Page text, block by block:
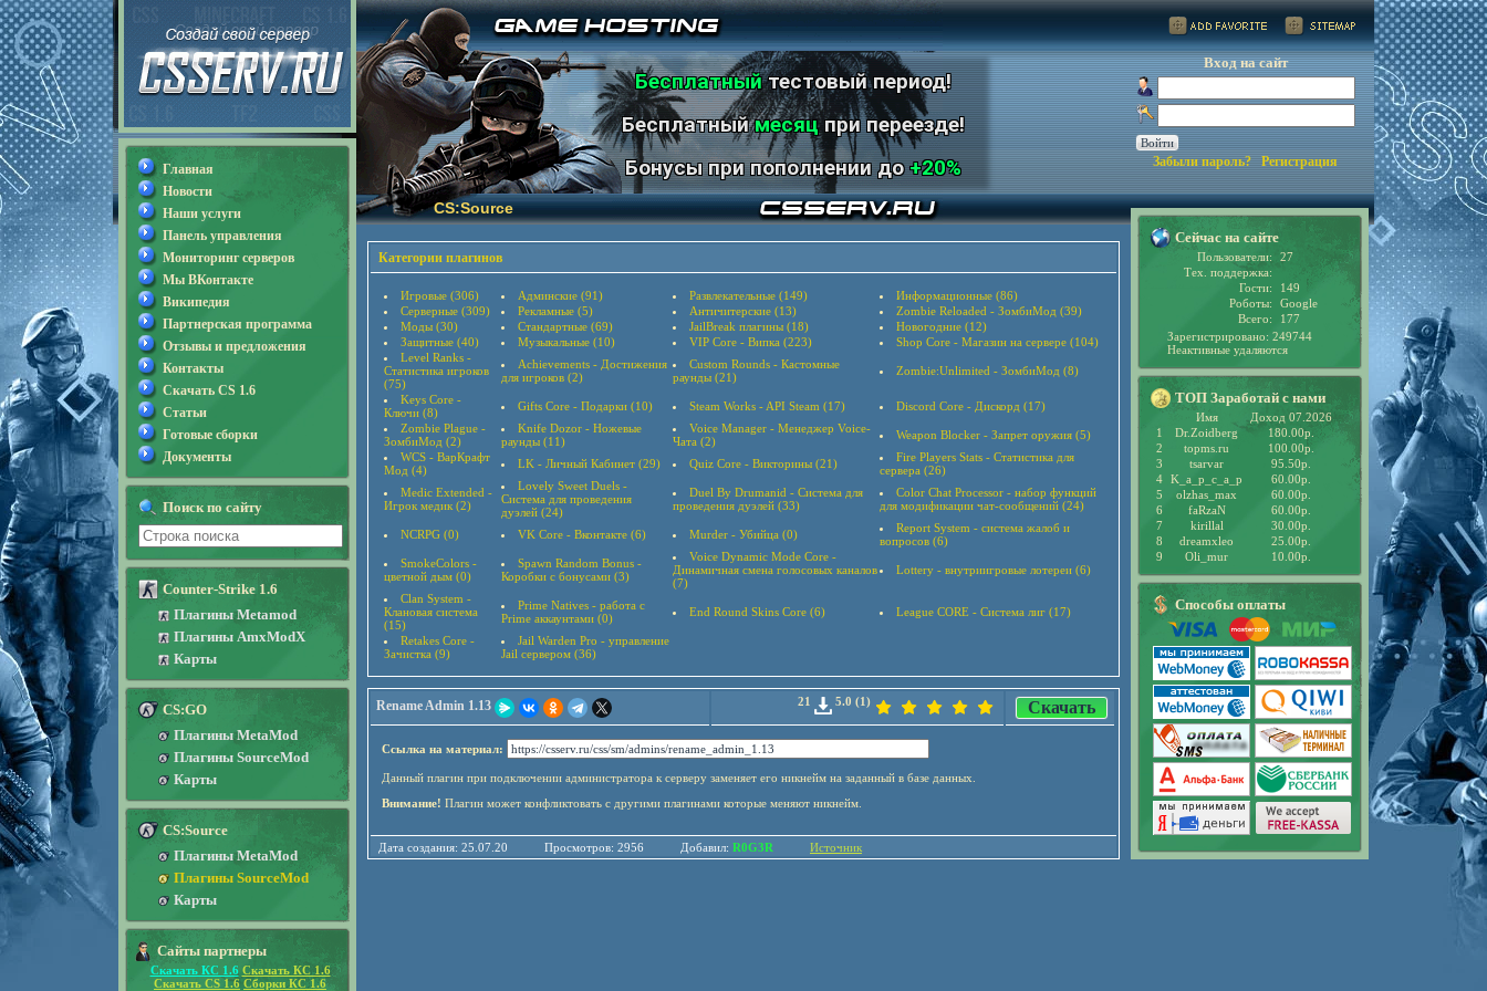
CS:Source
Бесплатныйтестовый период!
Бесплатныймесяцпри переезде!
Бонусы при пополнении до+20%
Категории плагинов
Игровые (306) Админские (91) Развлекательные (149)
Информационные (86)
Серверные (309)
Рекламные (5) Античитерские (13)
Zombie Reloaded - ЗомбиМод (39)
Моды (30)
Стандартные (69) JailBreak плагины (18)
Новогодние (12)
Защитные (40)
Музыкальные (10) VIP Core - Випка (223)
Shop Core - Магазин на сервере (104)
Level Ranks -
Статистика игроков
(75)
Achievements - Достижения
для игроков (2)
Custom Rounds - Кастомные
раунды (21)
Zombie:Unlimited - ЗомбиМод (8)
Keys Core -
Ключи (8)
Gifts Core - Подарки (10) Steam Works - API Steam (17)
Discord Core - Дискорд (17)
Zombie Plague -
ЗомбиМод (2)
Knife Dozor - Ножевые
раунды (11)
Voice Manager - Менеджер Voice-
Чата (2)
Weapon Blocker - Запрет оружия (5)
WCS - ВарКрафт
Мод (4)
LK - Личный Кабинет (29) Quiz Core - Викторины (21)
Fire Players Stats - Статистика для
сервера (26)
Medic Extended -
Игрок медик (2)
Lovely Sweet Duels -
Система для проведения
дуэлей (24)
Duel By Drumanid - Система для
проведения дуэлей (33)
Color Chat Processor - набор функций
для модификации чат-сообщений (24)
NCRPG (0) VK Core - Вконтакте (6) Murder - Убийца (0)
Report System - система жалоб и
вопросов (6)
SmokeColors -
цветной дым (0)
Spawn Random Bonus -
Коробки с бонусами (3)
Voice Dynamic Mode Core -
Динамичная смена голосовых каналов
(7)
Lottery - внутриигровые лотереи (6)
Clan System -
Клановая система
(15)
Prime Natives - работа с
Prime аккаунтами (0)
End Round Skins Core (6) League CORE - Система лиг (17)
Retakes Core -
Зачистка (9)
Jail Warden Pro - управление
Jail сервером (36)
Rename Admin 1.13 21 5.0 (1) Скачать
Ссылка на материал:
Данный плагин при подключении администратора к серверу заменяет его никнейм на заданный в базе данных.
Внимание! Плагин может конфликтовать с другими плагинами которые меняют никнейм.
Дата создания: 25.07.20 Просмотров: 2956 Добавил: R0G3R Источник
Главная
Новости
Наши услуги
Панель управления
Мониторинг серверов
Мы ВКонтакте
Википедия
Партнерская программа
Отзывы и предложения
Контакты
Скачать CS 1.6
Статьи
Готовые сборки
Документы
Поиск по сайту
Counter-Strike 1.6
Плагины Metamod
Плагины AmxModX
Карты
CS:GO
Плагины MetaMod
Плагины SourceMod
Карты
CS:Source
Плагины MetaMod
Плагины SourceMod
Карты
Сайты партнеры
Скачать КС 1.6 Скачать КС 1.6
Скачать CS 1.6 Сборки КС 1.6
Вход на сайт
Забыли пароль? Регистрация
Сейчас на сайте
Пользователи:
27
Тех. поддержка:
Гости:
149
Роботы:
Google
Всего:
177
Зарегистрировано: 249744
Неактивные удаляются
ТОП Заработай с нами
Имя
Доход 07.2026
1
Dr.Zoidberg
180.00р.
2
topms.ru
100.00р.
3
tsarvar
95.50р.
4 K_a_p_c_a_p
60.00р.
5
olzhas_max
60.00р.
6
faRzaN
60.00р.
7
kirillal
30.00р.
8
dreamxleo
25.00р.
9
Oli_mur 10.00р.
Способы оплаты